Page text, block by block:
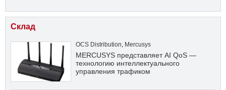
Склад
OCS Distribution, Mercusys
MERCUSYS представляет AI QoS —
технологию интеллектуального
управления трафиком